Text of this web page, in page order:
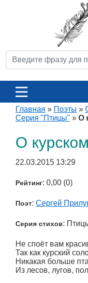
Главная » Поэты »
Серия "Птицы" » О
О
22.03.2015 13:29
Рейтинг: 0,00 (0)
Поэт: Сергей
Серия стихов:
Не споёт вам
Так как курский
Никакая больше
Из лесов, лугов,